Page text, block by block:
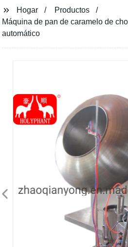
Hogar
Productos
Máquina de pan de caramelo de
automático